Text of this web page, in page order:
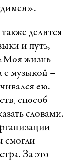
делится
и путь,
жизнь
с музыкой –
ею.
способ
словами.
смогли
За это